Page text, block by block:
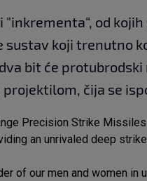
"inkrementa“, od
sustav koji trenutno
bit će
čija se
Precision Strike
an unrivaled deep
of our men and women in